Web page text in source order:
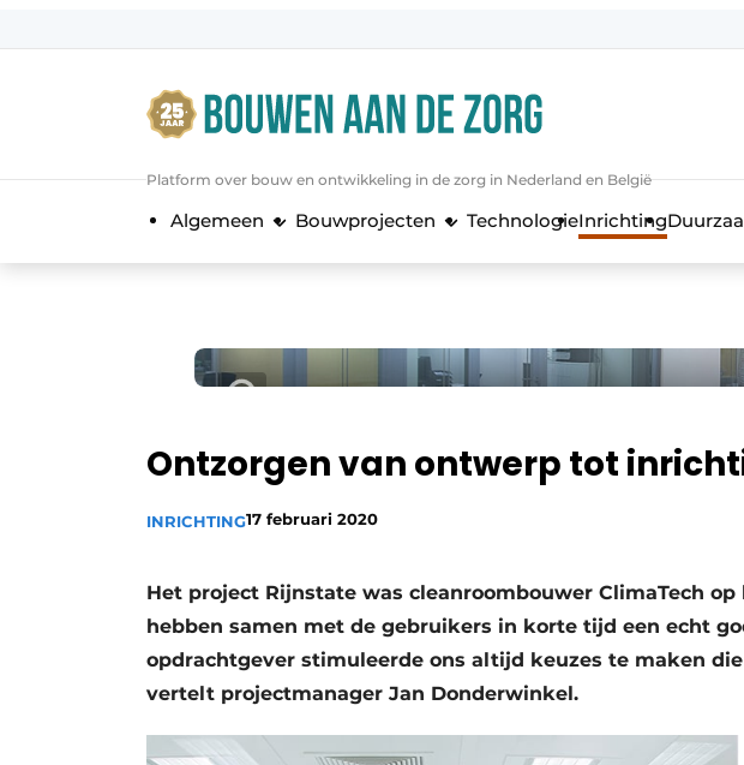
Algemene voorwaarden
Jaarboek
Nieuwsbrief
Podcasts
Vacature aanmelden
Video’s
Platform over bouw en ontwikkeling in de zorg in Nederland en België
Algemeen Bouwprojecten TechnologieInrichting
Ontzorgen van ontwerp tot
INRICHTING17 februari 2020
Het project Rijnstate was cleanroombouwer ClimaTech op
hebben samen met de gebruikers in korte tijd een echt
opdrachtgever stimuleerde ons altijd keuzes te maken die
vertelt projectmanager Jan Donderwinkel.